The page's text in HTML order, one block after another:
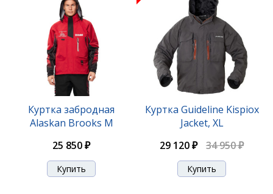
Куртка забродная
Alaskan Brooks M
25 850 ₽
Куртка Guideline Kispiox
Jacket, XL
29 120 ₽
34 950 ₽